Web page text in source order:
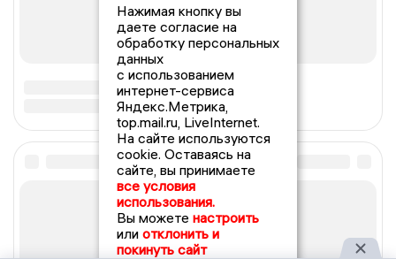
Нажимая кнопку вы
даете согласие на
обработку персональных
данных
с использованием
интернет-сервиса
Яндекс.Метрика,
top.mail.ru, LiveInternet.
На сайте используются
cookie. Оставаясь на
сайте, вы принимаете
все условия
использования.
Вы можете настроить
или отклонить и
покинуть сайт